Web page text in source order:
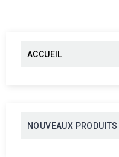
ACCUEIL
NOUVEAUX PRODUITS